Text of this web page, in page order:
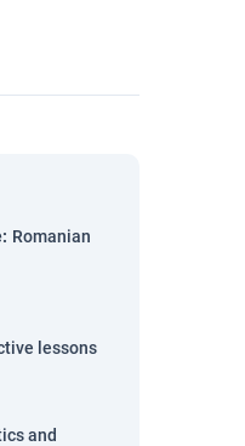
: Romanian
lessons
and